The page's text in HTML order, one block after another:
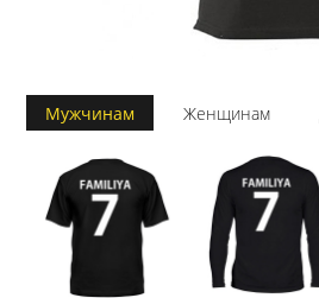
Мужчинам Женщинам